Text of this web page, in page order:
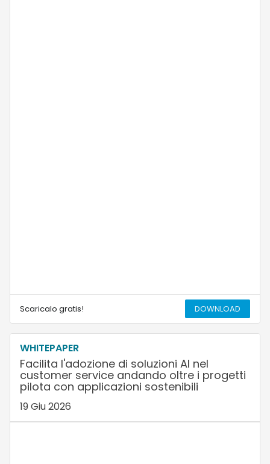
Scaricalo gratis! DOWNLOAD
WHITEPAPER
Facilita l'adozione di soluzioni AI nel
customer service andando oltre i progetti
pilota con applicazioni sostenibili
19 Giu 2026